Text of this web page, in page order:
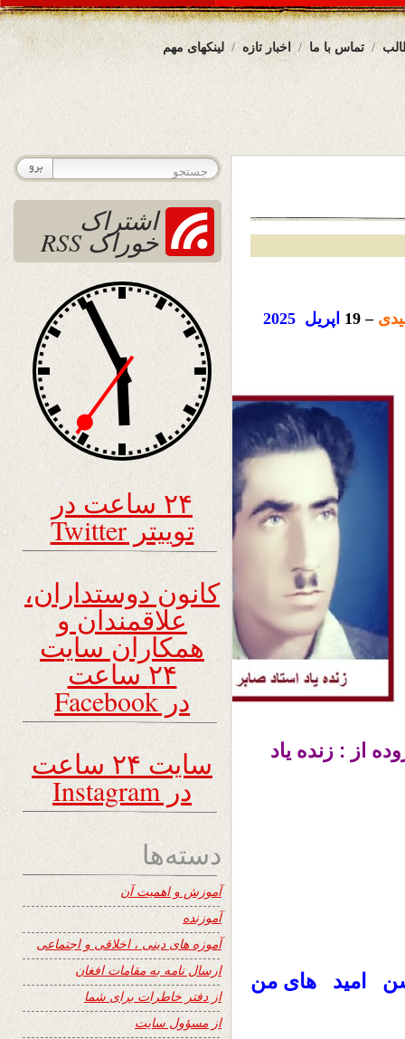
لینکهای مهم اخبار تازه تماس با ما
– 19 اپریل 2025
از : زنده یاد
امید های من
اشتراک
خوراک RSS
۲۴ ساعت در
توییتر Twitter
کانون دوستداران،
علاقمندان و
همکاران سایت
۲۴ ساعت
در Facebook
سایت ۲۴ ساعت
در Instagram
دسته‌ها
آموزش و اهمیت آن
آموزنده
آموزه های دینی ، اخلاقی و اجتماعی
ارسال نامه به مقامات افغان
از دفتر خاطرات برای شما
از مسؤول سایت